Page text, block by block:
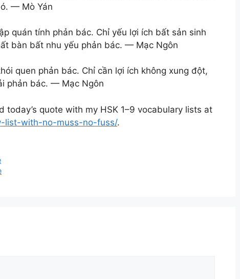
— Mò Yán
quán tính phản bác. Chỉ yếu lợi ích bất sản sinh
bàn bất nhu yếu phản bác. — Mạc Ngôn
quen phản bác. Chỉ cần lợi ích không xung đột,
phản bác. — Mạc Ngôn
today’s quote with my HSK 1–9 vocabulary lists at
list-with-no-muss-no-fuss/.